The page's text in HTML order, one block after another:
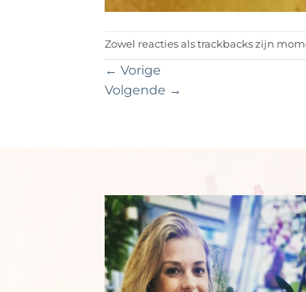
Zowel reacties als trackbacks zijn
← Vorige
Volgende →